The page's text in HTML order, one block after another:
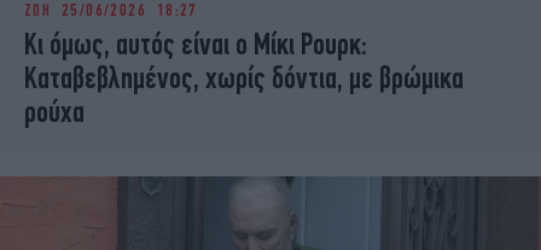
iBOOKS
OSCARS
THE OCEAN
MEDIA
ELAMEFORA
ΖΩΗ 25/06/2026 18:27
Κι όμως, αυτός είναι ο Μίκι Ρουρκ:
Καταβεβλημένος, χωρίς δόντια, με βρώμικα
ρούχα